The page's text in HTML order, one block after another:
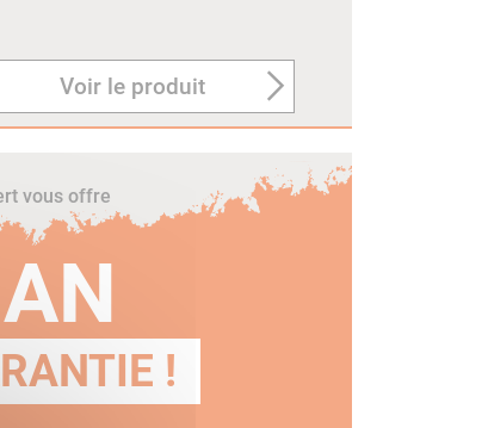
Voir le produit
vous offre
!